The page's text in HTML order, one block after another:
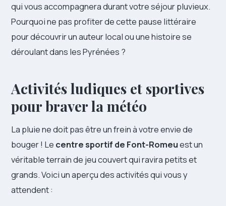
qui vous accompagnera durant votre séjour pluvieux.
Pourquoi ne pas profiter de cette pause littéraire
pour découvrir un auteur local ou une histoire se
déroulant dans les Pyrénées ?
Activités ludiques et sportives
pour braver la météo
La pluie ne doit pas être un frein à votre envie de
bouger ! Le centre sportif de Font-Romeuest un
véritable terrain de jeu couvert qui ravira petits et
grands. Voici un aperçu des activités qui vous y
attendent :